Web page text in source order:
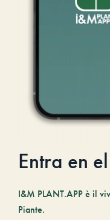
Entra en
I&M PLANT.APP è il
Piante.